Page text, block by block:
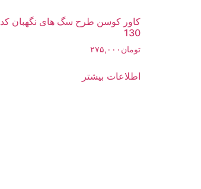
کاور کوسن طرح سگ های نگهبان کد
130
تومان ۲۷۵,۰۰۰
اطلاعات بیشتر